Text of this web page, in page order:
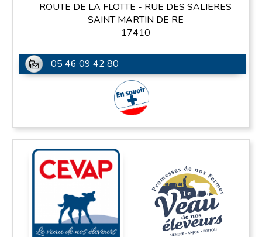
ROUTE DE LA FLOTTE - RUE DES SALIERES
SAINT MARTIN DE RE
17410
05 46 09 42 80